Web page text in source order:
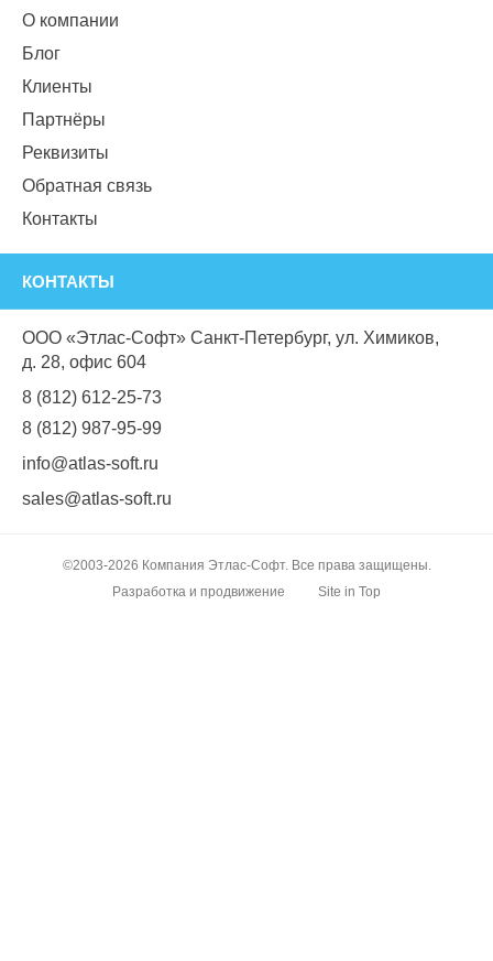
О компании
Блог
Клиенты
Партнёры
Реквизиты
Обратная связь
Контакты
КОНТАКТЫ
ООО «Этлас-Софт» Санкт-Петербург, ул. Химиков,
д. 28, офис 604
8 (812) 612-25-73
8 (812) 987-95-99
info@atlas-soft.ru
sales@atlas-soft.ru
©2003-2026 Компания Этлас-Софт. Все права защищены.
Разработка и продвижение
Site in Top